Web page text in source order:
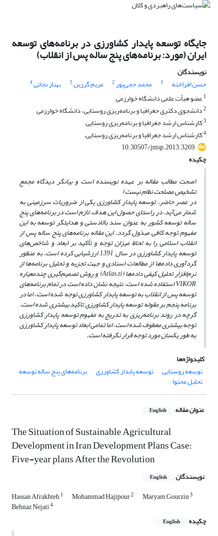
جایگاه توسعه پایدار کشاورزی در برنامه‌های توسعه
ایران (مورد: برنامه‌های پنج ساله پس از انقلاب)
نویسندگان
حسن افراخته
1 محمد حجی‌پور2 مریم گرزین3 بهناز نجاتی4
1عضو هیأت علمی دانشگاه خوارزمی
2دانشجوی دکتری جغرافیا و برنامه‌ریزی روستایی، دانشگاه خوارزمی
3کارشناس ارشد جغرافیا و برنامه‌ریزی روستایی
4کارشناس ارشد جغرافیا و برنامه‌ریزی روستایی.
10.30507/jmsp.2013.3269
چکیده
(صحت مطالب مقاله بر عهده نویسنده است و بیانگر دیدگاه مجمع
تشخیص مصلحت نظام نیست)
در عصر حاضر، توسعه پایدار کشاورزی یکی از ضروریات سرزمینی به
شمار می‌آید. در راستای حصول این هدف، لازم است در برنامه‌های پنج
ساله توسعه کشور به عنوان سند بالادستی و هدایتگر توسعه به این
مفهوم توجه کافی مبذول گردد. این مقاله برنامه‌های پنج ساله پس از
انقلاب اسلامی را به لحاظ میزان توجه و تأکید بر ابعاد و شاخص‌های
توسعه پایدار کشاورزی در سال 1391 ارزشیابی کرده است. به منظور
گردآوری داده‌ها از مطالعات اسنادی و جهت تجزیه و تحلیل برنامه‌ها از
نرم‌افزار تحلیل کیفی داده‌ها (Atlas.ti) و روش تصمیم‌گیری چندمعیاره
VIKORاستفاده شده است. نتیجه نشان داده است در تمام برنامه‌های
توسعه پس از انقلاب به توسعه پایدار کشاورزی توجه شده است، اما در
برنامه پنجم بر مقوله توسعه پایدار کشاورزی تاکید بیشتری شده است.
گرچه در روند برنامه‌ریزی به تدریج به مفهوم توسعه پایدار کشاورزی
توجه بیشتری معطوف شده است، اما تمامی ابعاد توسعه پایدار کشاورزی
به طور یکسان مورد توجه قرار نگرفته است.
کلیدواژه‌ها
توسعه روستایی
توسعه پایدار کشاورزی برنامه‌های پنج ساله توسعه
تحلیل محتوا
عنوان مقاله English
The Situation of Sustainable Agricultural
Development in Iran Development Plans Case:
Five-year plans After the Revolution
نویسندگان English
Hassan Afrakhteh1 Mohammad Hajipour2 Maryam Gourzin3
Behnaz Nejati4
چکیده English